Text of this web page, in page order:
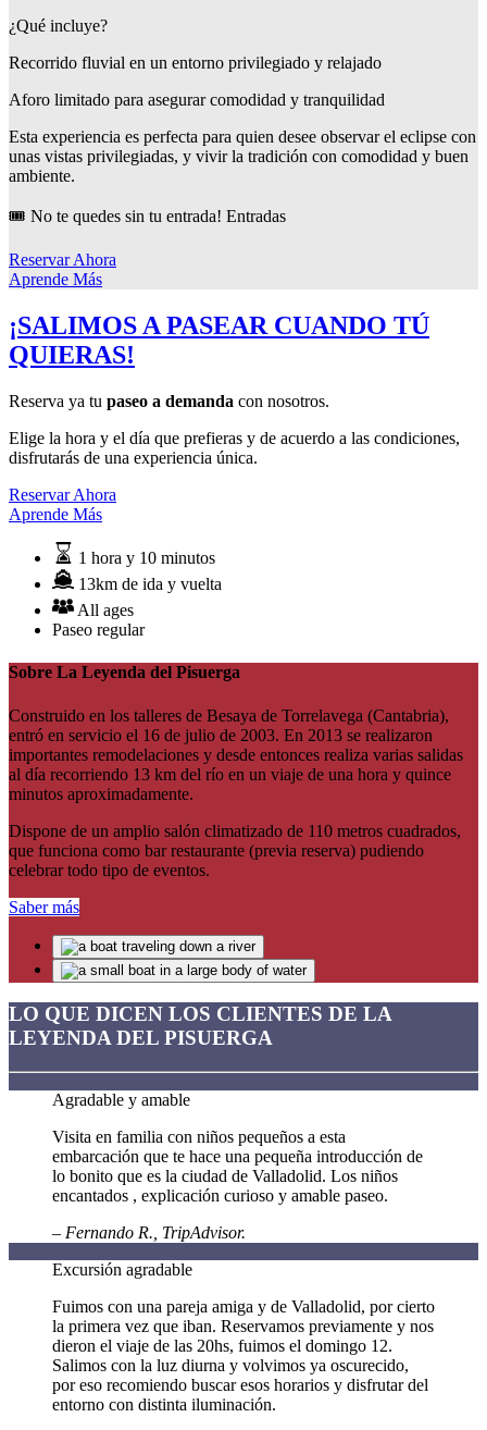
¿Qué incluye?
Recorrido fluvial en un entorno privilegiado y relajado
Aforo limitado para asegurar comodidad y tranquilidad
Esta experiencia es perfecta para quien desee observar el eclipse con
unas vistas privilegiadas, y vivir la tradición con comodidad y buen
ambiente.
🎟️ No te quedes sin tu entrada! Entradas
Reservar Ahora
Aprende Más
¡SALIMOS A PASEAR CUANDO TÚ
QUIERAS!
Reserva ya tu paseo a demanda con nosotros.
Elige la hora y el día que prefieras y de acuerdo a las condiciones,
disfrutarás de una experiencia única.
Reservar Ahora
Aprende Más
1 hora y 10 minutos
13km de ida y vuelta
All ages
Paseo regular
Sobre La Leyenda del Pisuerga
Construido en los talleres de Besaya de Torrelavega (Cantabria),
entró en servicio el 16 de julio de 2003. En 2013 se realizaron
importantes remodelaciones y desde entonces realiza varias salidas
al día recorriendo 13 km del río en un viaje de una hora y quince
minutos aproximadamente.
Dispone de un amplio salón climatizado de 110 metros cuadrados,
que funciona como bar restaurante (previa reserva) pudiendo
celebrar todo tipo de eventos.
Saber más
LO QUE DICEN LOS CLIENTES DE LA
LEYENDA DEL PISUERGA
Agradable y amable
Visita en familia con niños pequeños a esta
embarcación que te hace una pequeña introducción de
lo bonito que es la ciudad de Valladolid. Los niños
encantados , explicación curioso y amable paseo.
– Fernando R., TripAdvisor.
Excursión agradable
Fuimos con una pareja amiga y de Valladolid, por cierto
la primera vez que iban. Reservamos previamente y nos
dieron el viaje de las 20hs, fuimos el domingo 12.
Salimos con la luz diurna y volvimos ya oscurecido,
por eso recomiendo buscar esos horarios y disfrutar del
entorno con distinta iluminación.